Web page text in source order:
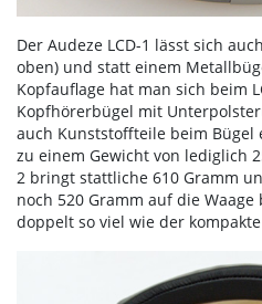
Der Audeze LCD-1 lässt sich
oben) und statt einem
Kopfauflage hat man sich beim
Kopfhörerbügel mit
auch Kunststoffteile beim
zu einem Gewicht von lediglich
2 bringt stattliche 610 Gramm
noch 520 Gramm auf die
doppelt so viel wie der kompakte